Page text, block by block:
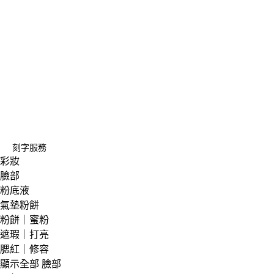
刻字服務
彩妝
臉部
粉底液
氣墊粉餅
粉餅｜蜜粉
遮瑕｜打亮
腮紅｜修容
顯示全部 臉部